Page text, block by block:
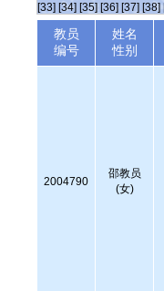
[33] [34] [35] [36] [37] [38]
教员
编号
姓名
性别
2004790
邵教员
(女)